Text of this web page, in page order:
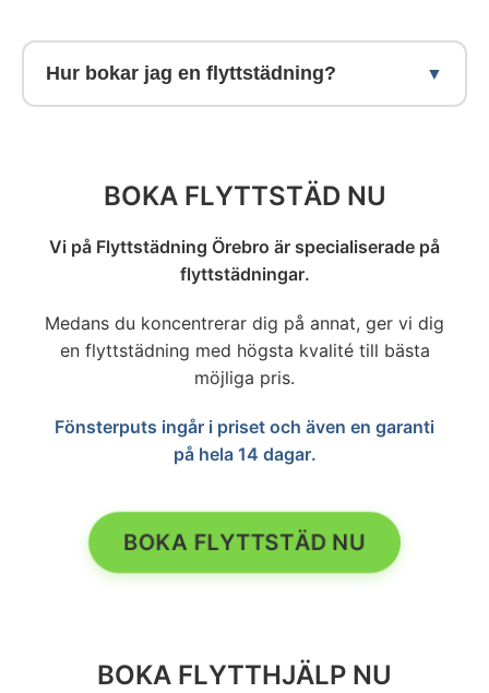
du enkelt kontrollera direkt hos
Skatteverket.
effektivt för att leverera högsta kvalitet
inom rimlig tid.
som även täcker den nyinflyttade
hyresgästen eller köparen. Om något inte
tillfredsställelse är vår högsta prioritet.
Hur bokar jag en flyttstädning?
bostads storlek och får ett fast pris direkt.
BOKA FLYTTSTÄD NU
Vi på Flyttstädning Örebro är specialiserade på
flyttstädningar.
Medans du koncentrerar dig på annat, ger vi dig
en flyttstädning med högsta kvalité till bästa
möjliga pris.
Fönsterputs ingår i priset och även en garanti
på hela 14 dagar.
BOKA FLYTTSTÄD NU
BOKA FLYTTHJÄLP NU